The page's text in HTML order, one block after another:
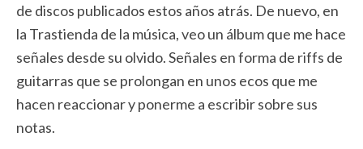
de discos publicados estos años atrás. De nuevo, en
la Trastienda de la música, veo un álbum que me hace
señales desde su olvido. Señales en forma de riffs de
guitarras que se prolongan en unos ecos que me
hacen reaccionar y ponerme a escribir sobre sus
notas.